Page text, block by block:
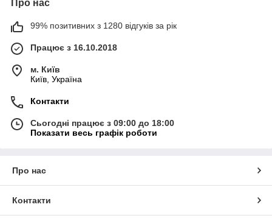
Про нас
99% позитивних з 1280 відгуків за рік
Працює з 16.10.2018
м. Київ
Київ, Україна
Контакти
Сьогодні працює з 09:00 до 18:00
Показати весь графік роботи
Про нас
Контакти